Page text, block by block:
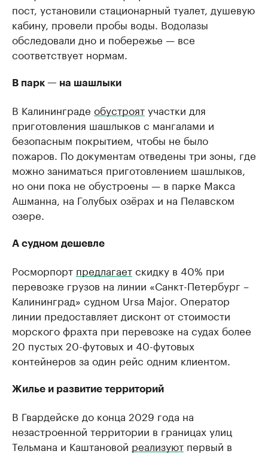
пост, установили стационарный туалет, душевую
кабину, провели пробы воды. Водолазы
обследовали дно и побережье — все
соответствует нормам.
В парк — на шашлыки
В Калининграде обустроятучастки для
приготовления шашлыков с мангалами и
безопасным покрытием, чтобы не было
пожаров. По документам отведены три зоны, где
можно заниматься приготовлением шашлыков,
но они пока не обустроены — в парке Макса
Ашманна, на Голубых озёрах и на Пелавском
озере.
А судном дешевле
Росморпорт предлагаетскидку в 40% при
перевозке грузов на линии «Санкт-Петербург –
Калининград» судном Ursa Major. Оператор
линии предоставляет дисконт от стоимости
морского фрахта при перевозке на судах более
20 пустых 20-футовых и 40-футовых
контейнеров за один рейс одним клиентом.
Жилье и развитие территорий
В Гвардейске до конца 2029 года на
незастроенной территории в границах улиц
Тельмана и Каштановой реализуют первый в